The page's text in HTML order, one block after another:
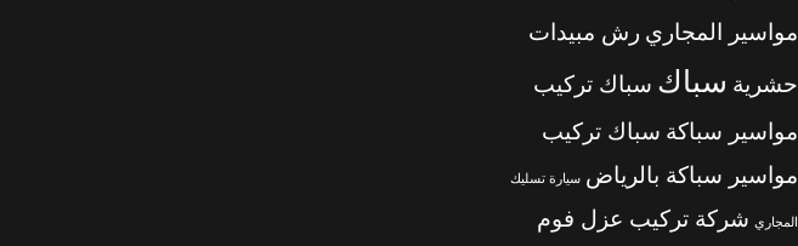
مواسير المجاري رش مبيدات
حشرية سباك سباك تركيب
مواسير سباكة سباك تركيب
مواسير سباكة بالرياض سيارة تسليك
المجاري شركة تركيب عزل فوم